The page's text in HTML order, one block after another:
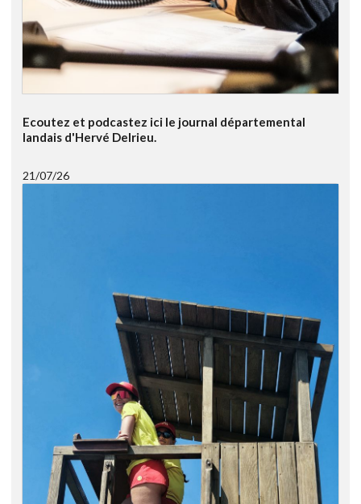
Ecoutez et podcastez ici le journal départemental
landais d'Hervé Delrieu.
21/07/26